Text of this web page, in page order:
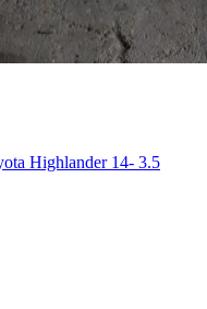
Highlander 14- 3.5